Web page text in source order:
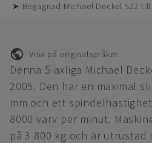
➤ Begagnad Michael Deckel S22
Visa på originalspråket
Denna 5-axliga Michael
2005. Den har en maximal
mm och ett
8000 varv per minut.
på 3 800 kg och är utrustad